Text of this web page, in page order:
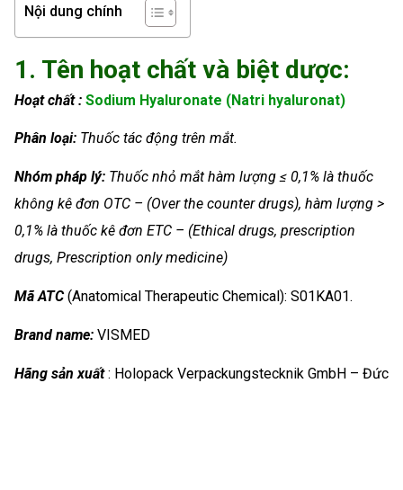
Nội dung chính
1. Tên hoạt chất và biệt dược:
Hoạt chất : Sodium Hyaluronate (Natri hyaluronat)
Phân loại: Thuốc tác động trên mắt.
Nhóm pháp lý: Thuốc nhỏ mắt hàm lượng ≤ 0,1% là thuốc
không kê đơn OTC – (Over the counter drugs), hàm lượng >
0,1% là thuốc kê đơn ETC – (Ethical drugs, prescription
drugs, Prescription only medicine)
Mã ATC(Anatomical Therapeutic Chemical): S01KA01.
Brand name: VISMED
Hãng sản xuất: Holopack Verpackungstecknik GmbH – Đức